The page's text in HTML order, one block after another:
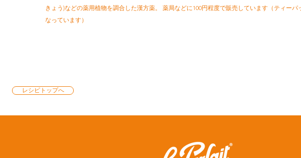
きょう)などの薬用植物を調合した漢方薬。 薬局などに100円程度で販売しています（ティーパ
なっています）
レシピトップへ